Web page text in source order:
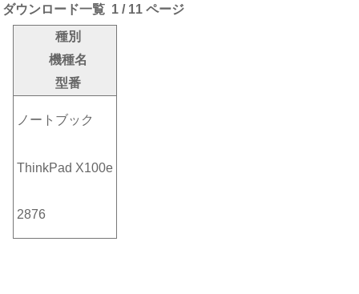
ダウンロード一覧 1 / 11 ページ
種別
機種名
型番
ノートブック
ThinkPad X100e
2876